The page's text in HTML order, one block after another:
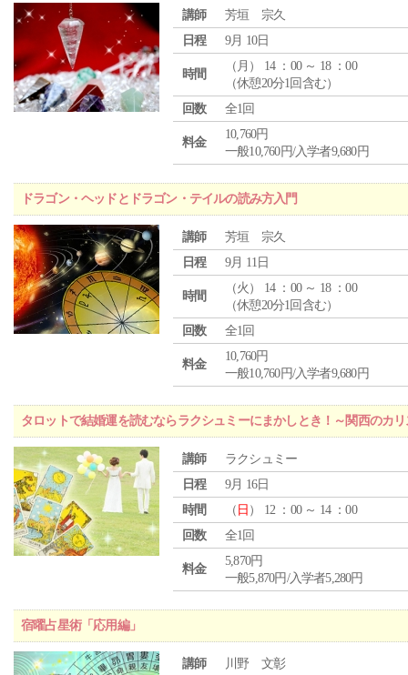
講師
芳垣 宗久
日程
9月 10日
時間
（ 月 ） 14 ：00 ～ 18 ：00
（休憩20分1回含む）
回数
全1回
料金
10,760円
一般10,760円/入学者9,680円
ドラゴン・ヘッドとドラゴン・テイルの読み方入門
講師
芳垣 宗久
日程
9月 11日
時間
（火 ） 14 ：00 ～ 18 ：00
（休憩20分1回含む）
回数
全1回
料金
10,760円
一般10,760円/入学者9,680円
タロットで結婚運を読むならラクシュミーにまかしとき！～関西のカ
講師
ラクシュミー
日程
9月 16日
時間
（ 日 ） 12 ：00 ～ 14 ：00
回数
全1回
料金
5,870円
一般5,870円/入学者5,280円
宿曜占星術「応用編」
講師 川野 文彰